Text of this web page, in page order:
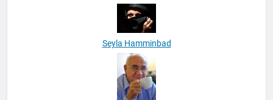
Seyla Hamminbad